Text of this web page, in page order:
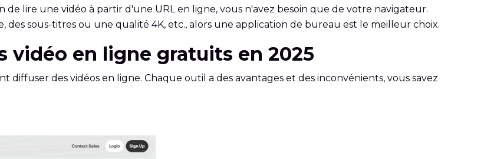
de lire une vidéo à partir d'une URL en ligne, vous n'avez besoin que de votre navigateur.
des sous-titres ou une qualité 4K, etc., alors une application de bureau est le meilleur choix.
vidéo en ligne gratuits en 2025
des vidéos en ligne. Chaque outil a des avantages et des inconvénients, vous savez